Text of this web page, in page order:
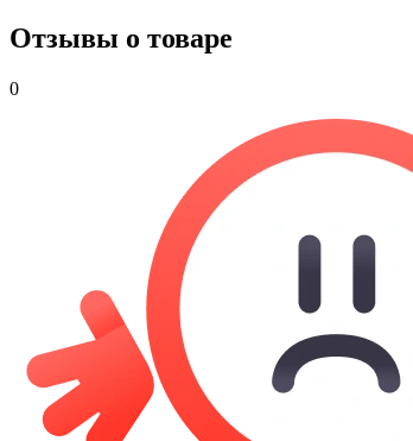
Отзывы о товаре
0